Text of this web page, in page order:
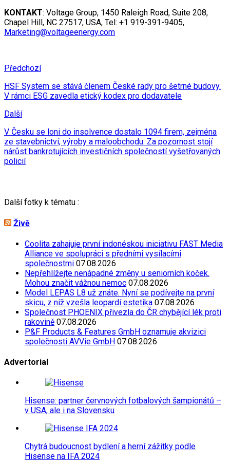
KONTAKT: Voltage Group, 1450 Raleigh Road, Suite 208,
Chapel Hill, NC 27517, USA, Tel: +1 919-391-9405,
Marketing@voltageenergy.com
Předchozí
HSF System se stává členem České rady pro šetrné budovy.
V rámci ESG zavedla etický kodex pro dodavatele
Další
V Česku se loni do insolvence dostalo 1094 firem, zejména
ze stavebnictví, výroby a maloobchodu. Za pozornost stojí
nárůst bankrotujících investičních společností vyšetřovaných
policií
Další fotky k tématu :
Živě
Coolita zahajuje první indonéskou iniciativu FAST Media
Alliance ve spolupráci s předními vysílacími
společnostmi 07.08.2026
Nepřehlížejte nenápadné změny u seniorních koček.
Mohou značit vážnou nemoc 07.08.2026
Model LEPAS L8 už znáte. Nyní se podívejte na první
skicu, z níž vzešla leopardí estetika 07.08.2026
Společnost PHOENIX přivezla do ČR chybějící lék proti
rakovině 07.08.2026
P&F Products & Features GmbH oznamuje akvizici
společnosti AVVie GmbH 07.08.2026
Advertorial
Hisense: partner červnových fotbalových šampionátů –
v USA, ale i na Slovensku
Chytrá budoucnost bydlení a herní zážitky podle
Hisense na IFA 2024